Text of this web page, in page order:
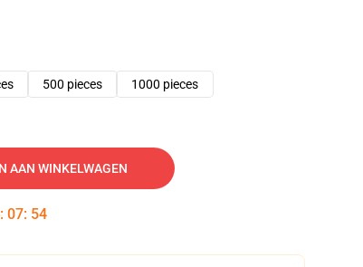
500 pieces 1000 pieces
AAN WINKELWAGEN
: 07: 53